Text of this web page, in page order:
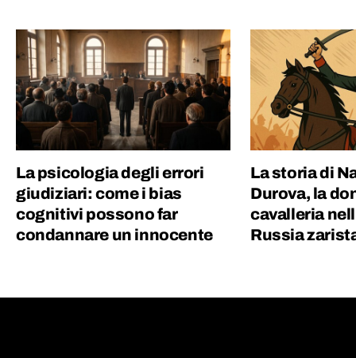
La psicologia degli errori
giudiziari: come i bias
cognitivi possono far
condannare un innocente
La storia di
Durova, la
cavalleria
Russia